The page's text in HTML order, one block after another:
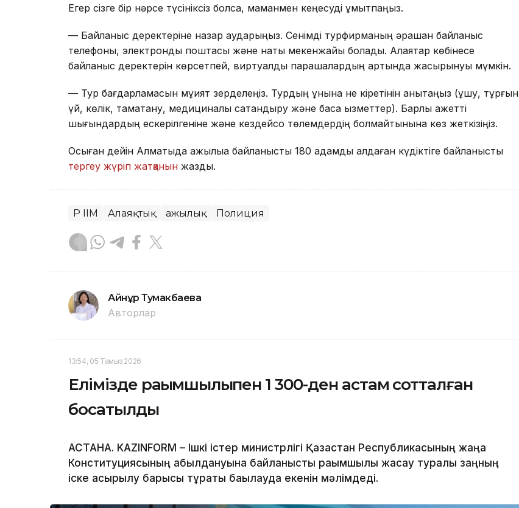
Егер сізге бір нәрсе түсініксіз болса, маманмен кеңесуді ұмытпаңыз.
— Байланыс деректеріне назар аударыңыз. Сенімді турфирманың әрқашан байланыс
телефоны, электронды поштасы және нақты мекенжайы болады. Алаяқтар көбінесе
байланыс деректерін көрсетпей, виртуалды парақшалардың артында жасырынуы мүмкін.
— Тур бағдарламасын мұқият зерделеңіз. Турдың құнына не кіретінін анықтаңыз (ұшу, тұрғын
үй, көлік, тамақтану, медициналық сақтандыру және басқа қызметтер). Барлық қажетті
шығындардың ескерілгеніне және кездейсоқ төлемдердің болмайтынына көз жеткізіңіз.
Осыған дейін Алматыда қажылыққа байланысты 180 адамды алдаған күдіктіге байланысты
тергеу жүріп жатқанын жаздық.
ҚР ІІМ Алаяқтық Қажылық Полиция
Айнұр Тумакбаева
Авторлар
13:54, 05 Тамыз 2026
Елімізде рақымшылықпен 1 300-ден астам сотталған
босатылды
АСТАНА. KAZINFORM – Ішкі істер министрлігі Қазақстан Республикасының жаңа
Конституциясының қабылдануына байланысты рақымшылық жасау туралы заңның
іске асырылу барысы тұрақты бақылауда екенін мәлімдеді.